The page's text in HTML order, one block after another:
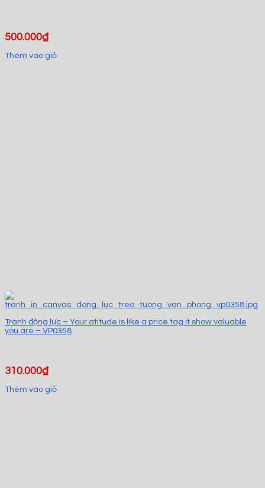
500.000₫
Thêm vào giỏ
Tranh động lực – Your atitude is like a price tag it show valuable
you are – VP0358
310.000₫
Thêm vào giỏ